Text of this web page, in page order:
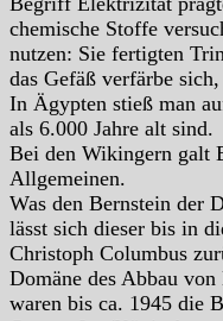
chemische Stoffe
nutzen: Sie fertigten
das Gefäß verfärbe
In Ägypten stieß man
als 6.000 Jahre alt sind.
Bei den Wikingern galt
Allgemeinen.
Was den Bernstein der
lässt sich dieser bis in
Christoph Columbus
Domäne des Abbau
waren bis ca. 1945 die